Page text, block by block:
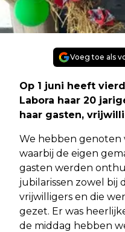
Voeg toe als
Op 1 juni heeft
Labora haar 20
haar gasten,
We hebben genoten
waarbij de eigen
gasten werden
jubilarissen zowel bij
vrijwilligers en die
gezet. Er was
de middag hebben